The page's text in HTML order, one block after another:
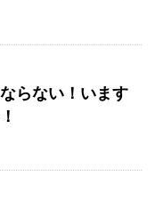
らない！います